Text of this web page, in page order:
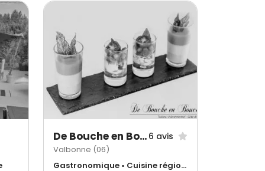
:
De Bouche en Bouche 6 avis
Valbonne (06)
Gastronomique • Cuisine régionale • Français Traditionnel